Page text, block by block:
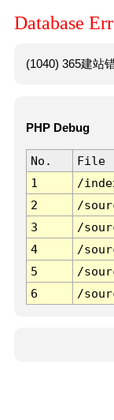
Database
(1040) 365建站
PHP Debug
No. File
1
/
2
/
3
/
4
/
5
/
6
/